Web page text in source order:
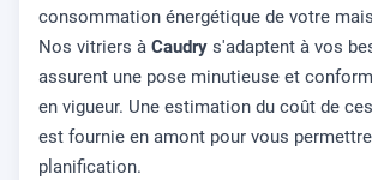
consommation énergétique de votre
Nos vitriers à Caudry s'adaptent à vos
assurent une pose minutieuse et
en vigueur. Une estimation du coût de
est fournie en amont pour vous
planification.